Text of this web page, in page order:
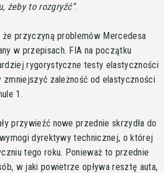
żeby to rozgryźć .
że przyczyną problemów Mercedesa
w przepisach. FIA na początku
rygorystyczne testy elastyczności
zmniejszyć zależność od elastyczności
1.
przywieźć nowe przednie skrzydła do
wymogi dyrektywy technicznej, o której
tego roku. Ponieważ to przednie
w jaki powietrze opływa resztę auta,